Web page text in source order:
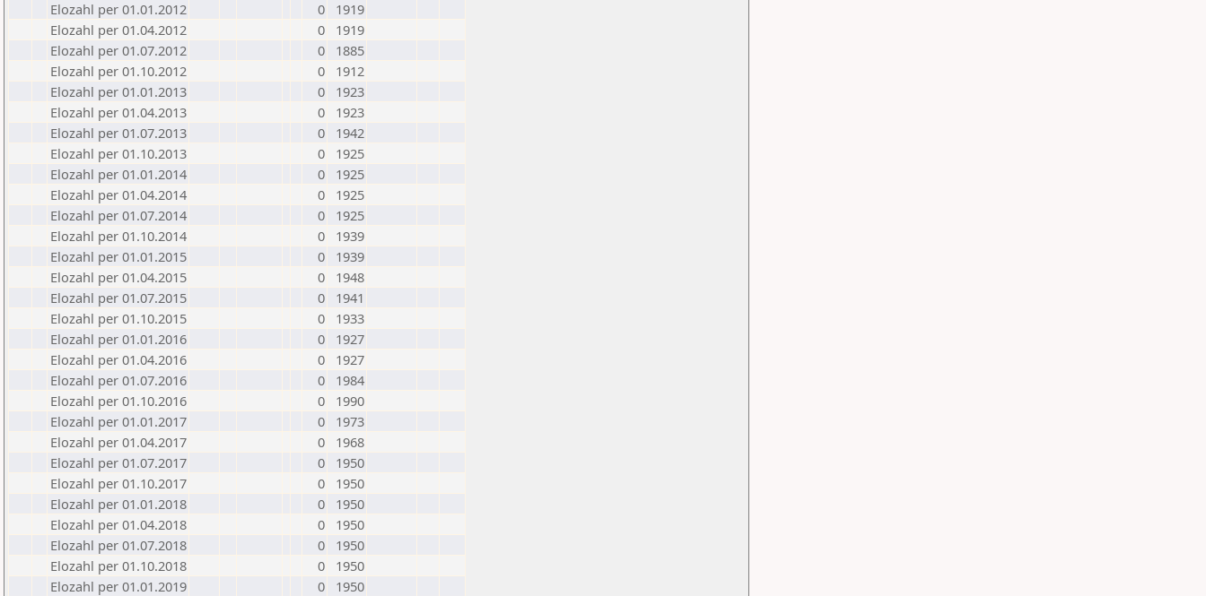
Elozahl per 01.01.2012
0
1919
Elozahl per 01.04.2012
0
1919
Elozahl per 01.07.2012
0
1885
Elozahl per 01.10.2012
0
1912
Elozahl per 01.01.2013
0
1923
Elozahl per 01.04.2013
0
1923
Elozahl per 01.07.2013
0
1942
Elozahl per 01.10.2013
0
1925
Elozahl per 01.01.2014
0
1925
Elozahl per 01.04.2014
0
1925
Elozahl per 01.07.2014
0
1925
Elozahl per 01.10.2014
0
1939
Elozahl per 01.01.2015
0
1939
Elozahl per 01.04.2015
0
1948
Elozahl per 01.07.2015
0
1941
Elozahl per 01.10.2015
0
1933
Elozahl per 01.01.2016
0
1927
Elozahl per 01.04.2016
0
1927
Elozahl per 01.07.2016
0
1984
Elozahl per 01.10.2016
0
1990
Elozahl per 01.01.2017
0
1973
Elozahl per 01.04.2017
0
1968
Elozahl per 01.07.2017
0
1950
Elozahl per 01.10.2017
0
1950
Elozahl per 01.01.2018
0
1950
Elozahl per 01.04.2018
0
1950
Elozahl per 01.07.2018
0
1950
Elozahl per 01.10.2018
0
1950
Elozahl per 01.01.2019
0
1950